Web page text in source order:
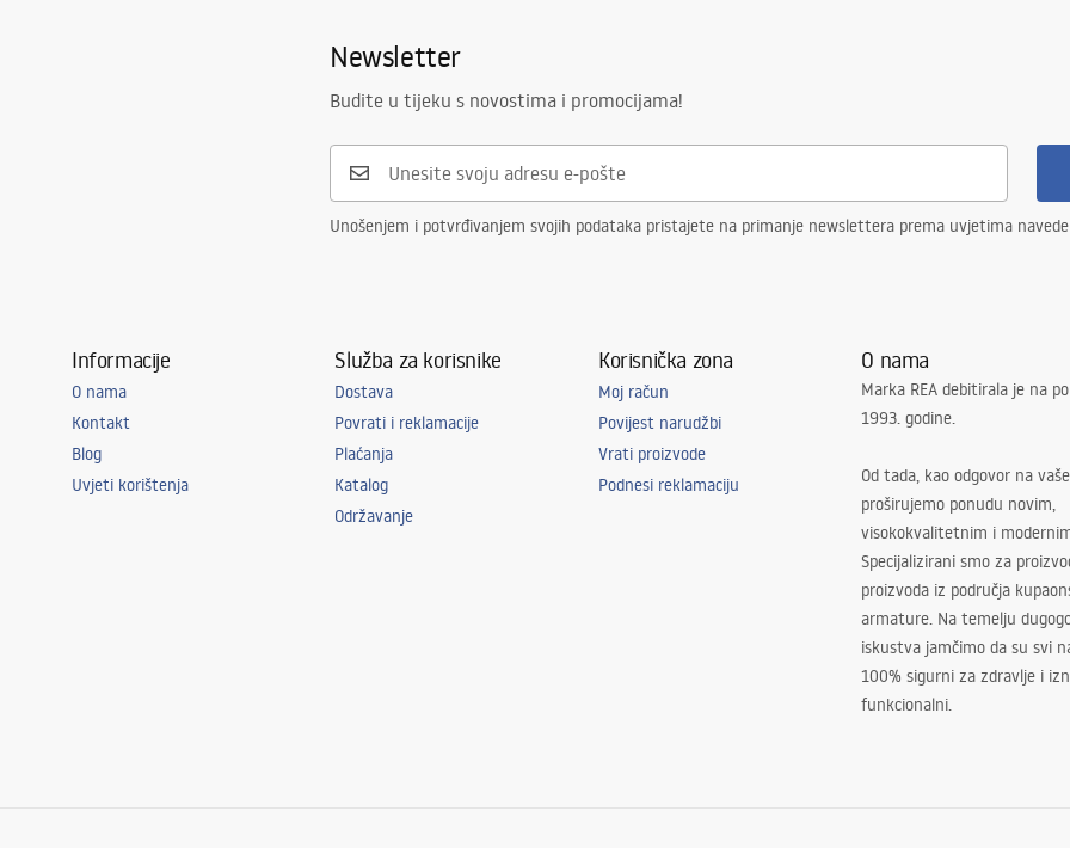
Newsletter
Budite u tijeku s novostima i promocijama!
Unošenjem i potvrđivanjem svojih podataka pristajete na primanje newslettera prema uvjetima
Informacije
O nama
Kontakt
Blog
Uvjeti korištenja
Služba za korisnike
Dostava
Povrati i reklamacije
Plaćanja
Katalog
Održavanje
Korisnička zona
Moj račun
Povijest narudžbi
Vrati proizvode
Podnesi reklamaciju
O nama
Marka REA debitirala je na
1993. godine.
Od tada, kao odgovor na
proširujemo ponudu novim,
visokokvalitetnim i
Specijalizirani smo za
proizvoda iz područja
armature. Na temelju
iskustva jamčimo da su svi
100% sigurni za zdravlje i
funkcionalni.